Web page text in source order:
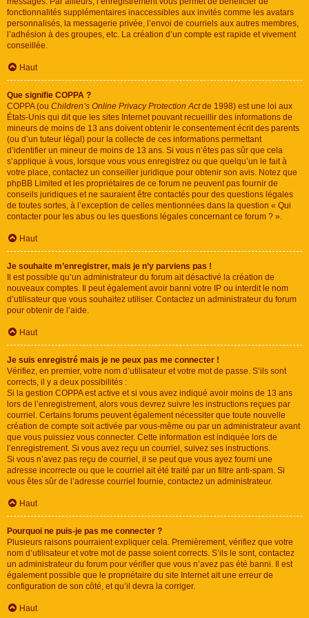
fonctionnalités supplémentaires inaccessibles aux invités comme les avatars
personnalisés, la messagerie privée, l’envoi de courriels aux autres membres,
l’adhésion à des groupes, etc. La création d’un compte est rapide et vivement
conseillée.
Haut
Que signifie COPPA ?
COPPA (ou Children’s Online Privacy Protection Actde 1998) est une loi aux
États-Unis qui dit que les sites Internet pouvant recueillir des informations de
mineurs de moins de 13 ans doivent obtenir le consentement écrit des parents
(ou d’un tuteur légal) pour la collecte de ces informations permettant
d’identifier un mineur de moins de 13 ans. Si vous n’êtes pas sûr que cela
s’applique à vous, lorsque vous vous enregistrez ou que quelqu’un le fait à
votre place, contactez un conseiller juridique pour obtenir son avis. Notez que
phpBB Limited et les propriétaires de ce forum ne peuvent pas fournir de
conseils juridiques et ne sauraient être contactés pour des questions légales
de toutes sortes, à l’exception de celles mentionnées dans la question « Qui
contacter pour les abus ou les questions légales concernant ce forum ? ».
Haut
Je souhaite m’enregistrer, mais je n’y parviens pas !
Il est possible qu’un administrateur du forum ait désactivé la création de
nouveaux comptes. Il peut également avoir banni votre IP ou interdit le nom
d’utilisateur que vous souhaitez utiliser. Contactez un administrateur du forum
pour obtenir de l’aide.
Haut
Je suis enregistré mais je ne peux pas me connecter !
Vérifiez, en premier, votre nom d’utilisateur et votre mot de passe. S’ils sont
corrects, il y a deux possibilités :
Si la gestion COPPA est active et si vous avez indiqué avoir moins de 13 ans
lors de l’enregistrement, alors vous devrez suivre les instructions reçues par
courriel. Certains forums peuvent également nécessiter que toute nouvelle
création de compte soit activée par vous-même ou par un administrateur avant
que vous puissiez vous connecter. Cette information est indiquée lors de
l’enregistrement. Si vous avez reçu un courriel, suivez ses instructions.
Si vous n’avez pas reçu de courriel, il se peut que vous ayez fourni une
adresse incorrecte ou que le courriel ait été traité par un filtre anti-spam. Si
vous êtes sûr de l’adresse courriel fournie, contactez un administrateur.
Haut
Pourquoi ne puis-je pas me connecter ?
Plusieurs raisons pourraient expliquer cela. Premièrement, vérifiez que votre
nom d’utilisateur et votre mot de passe soient corrects. S’ils le sont, contactez
un administrateur du forum pour vérifier que vous n’avez pas été banni. Il est
également possible que le propriétaire du site Internet ait une erreur de
configuration de son côté, et qu’il devra la corriger.
Haut